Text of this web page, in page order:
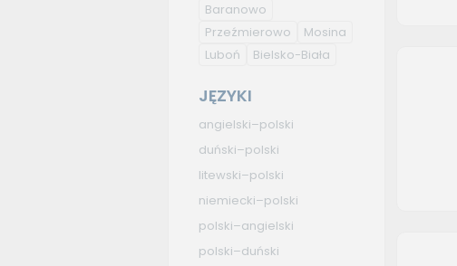
Baranowo
Przeźmierowo
Mosina
Luboń
Bielsko-Biała
JĘZYKI
angielski–polski
duński–polski
litewski–polski
niemiecki–polski
polski–angielski
polski–duński